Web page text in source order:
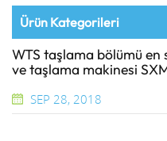
Ürün Kategorileri
WTS taşlama bölümü en
ve taşlama makinesi
SEP 28, 2018